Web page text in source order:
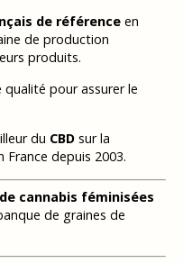
de référenceen
de production
produits.
pour assurer le
du CBDsur la
depuis 2003.
cannabis féminisées
de graines de